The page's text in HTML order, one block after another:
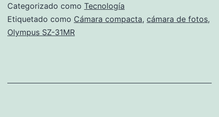
Categorizado como Tecnología
Etiquetado como Cámara compacta, cámara de fotos,
Olympus SZ-31MR